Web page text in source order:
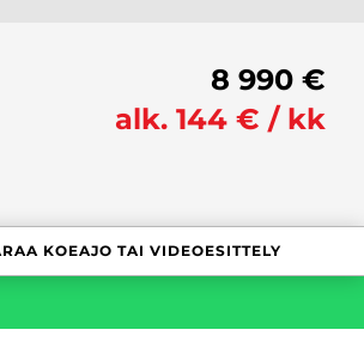
8 990 €
alk. 144 € / kk
KOEAJO TAI VIDEOESITTELY